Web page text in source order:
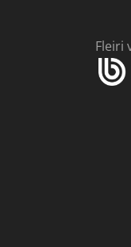
Fleiri